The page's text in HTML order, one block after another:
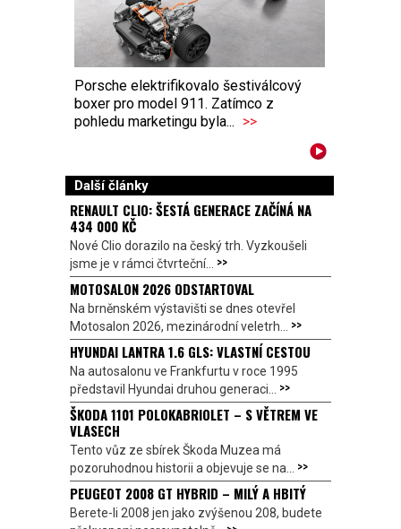
Porsche elektrifikovalo šestiválcový
boxer pro model 911. Zatímco z
pohledu marketingu byla... >>
Další články
RENAULT CLIO: ŠESTÁ GENERACE ZAČÍNÁ NA
434 000 KČ
Nové Clio dorazilo na český trh. Vyzkoušeli
jsme je v rámci čtvrteční... >>
MOTOSALON 2026 ODSTARTOVAL
Na brněnském výstavišti se dnes otevřel
Motosalon 2026, mezinárodní veletrh... >>
HYUNDAI LANTRA 1.6 GLS: VLASTNÍ CESTOU
Na autosalonu ve Frankfurtu v roce 1995
představil Hyundai druhou generaci... >>
ŠKODA 1101 POLOKABRIOLET – S VĚTREM VE
VLASECH
Tento vůz ze sbírek Škoda Muzea má
pozoruhodnou historii a objevuje se na... >>
PEUGEOT 2008 GT HYBRID – MILÝ A HBITÝ
Berete-li 2008 jen jako zvýšenou 208, budete